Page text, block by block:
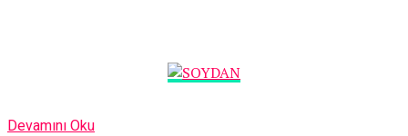
Devamını Oku